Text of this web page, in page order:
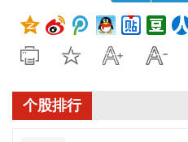
个股排行